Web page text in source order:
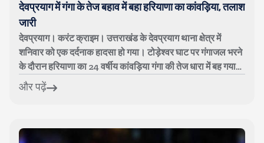
देवप्रयाग में गंगा के तेज बहाव में बहा हरियाणा का कांवड़िया, तलाश
जारी
देवप्रयाग। करंट क्राइम। उत्तराखंड के देवप्रयाग थाना क्षेत्र में
शनिवार को एक दर्दनाक हादसा हो गया। टोड़ेश्वर घाट पर गंगाजल भरने
के दौरान हरियाणा का 24 वर्षीय कांवड़िया गंगा की तेज धारा में बह गया।
युव...
और पढ़ें